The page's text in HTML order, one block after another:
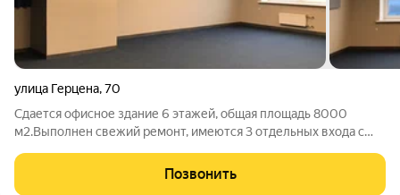
улица Герцена,70
Сдается офисное здание 6 этажей, общая площадь 8000
м2.Выполнен свежий ремонт, имеются 3 отдельных входа с
системой СКУД, система пожарной сигнализации,
пожаротушения, охранная система, на каждом
Позвонить